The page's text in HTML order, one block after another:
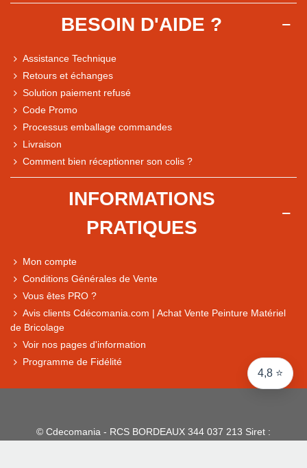
4,8 ⭐
Comparaison des performances du magasin
Express, Chez vous, Point relais, Retrait magasin
BESOIN D'AIDE ?
Assistance Technique
Retours et échanges
Solution paiement refusé
Code Promo
Processus emballage commandes
Livraison
Comment bien réceptionner son colis ?
INFORMATIONS
PRATIQUES
Mon compte
Conditions Générales de Vente
Vous êtes PRO ?
Avis clients Cdécomania.com | Achat Vente Peinture Matériel
de Bricolage
Voir nos pages d'information
Programme de Fidélité
© Cdecomania - RCS BORDEAUX 344 037 213 Siret :